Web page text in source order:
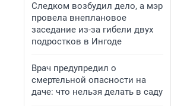
Следком возбудил дело, а мэр
провела внеплановое
заседание из-за гибели двух
подростков в Ингоде
Врач предупредил о
смертельной опасности на
даче: что нельзя делать в саду